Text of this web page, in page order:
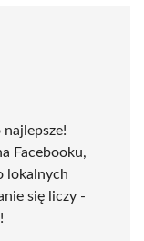
Facebooku,
lokalnych
się liczy -